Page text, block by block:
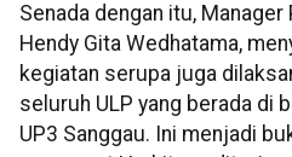
Senada dengan itu, Manager
Hendy Gita Wedhatama,
kegiatan serupa juga
seluruh ULP yang berada di
UP3 Sanggau. Ini menjadi